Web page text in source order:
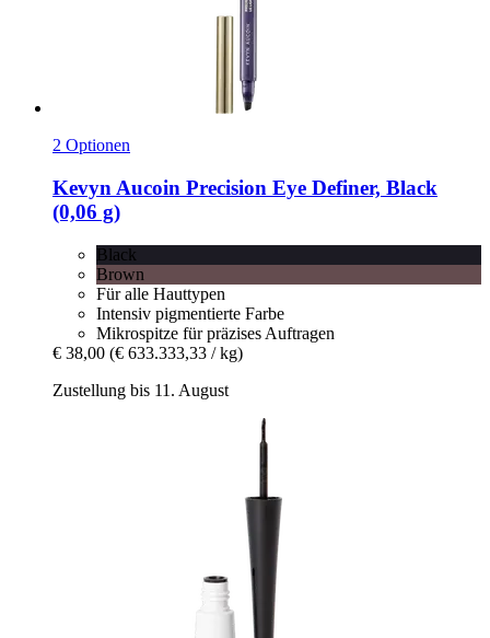
2 Optionen
Kevyn Aucoin Precision Eye Definer, Black
(0,06 g)
Black
Brown
Für alle Hauttypen
Intensiv pigmentierte Farbe
Mikrospitze für präzises Auftragen
€ 38,00 (€ 633.333,33 / kg)
Zustellung bis 11. August